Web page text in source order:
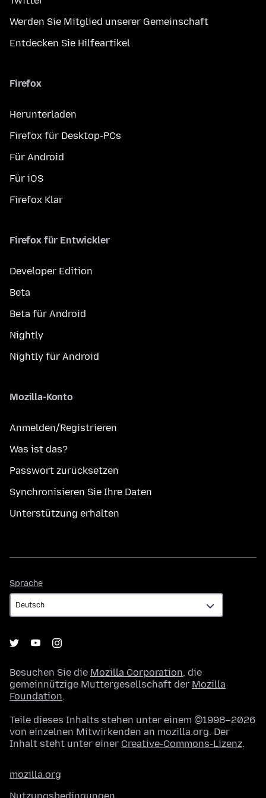
Werden Sie Mitglied unserer Gemeinschaft
Entdecken Sie Hilfeartikel
Firefox
Herunterladen
Firefox für Desktop-PCs
Für Android
Für iOS
Firefox Klar
Firefox für Entwickler
Developer Edition
Beta
Beta für Android
Nightly
Nightly für Android
Mozilla-Konto
Anmelden/Registrieren
Was ist das?
Passwort zurücksetzen
Synchronisieren Sie Ihre Daten
Unterstützung erhalten
Sprache
Besuchen Sie die Mozilla Corporation, die
gemeinnützige Muttergesellschaft der Mozilla
Foundation.
Teile dieses Inhalts stehen unter einem ©1998–2026
von einzelnen Mitwirkenden an mozilla.org. Der
Inhalt steht unter einer Creative-Commons-Lizenz.
mozilla.org